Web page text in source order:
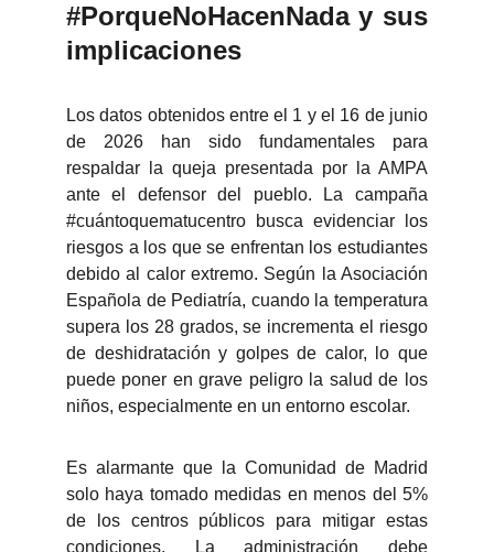
#PorqueNoHacenNada y sus
implicaciones
Los datos obtenidos entre el 1 y el 16 de junio
de 2026 han sido fundamentales para
respaldar la queja presentada por la AMPA
ante el defensor del pueblo. La campaña
#cuántoquematucentro busca evidenciar los
riesgos a los que se enfrentan los estudiantes
debido al calor extremo. Según la Asociación
Española de Pediatría, cuando la temperatura
supera los 28 grados, se incrementa el riesgo
de deshidratación y golpes de calor, lo que
puede poner en grave peligro la salud de los
niños, especialmente en un entorno escolar.
Es alarmante que la Comunidad de Madrid
solo haya tomado medidas en menos del 5%
de los centros públicos para mitigar estas
condiciones. La administración debe